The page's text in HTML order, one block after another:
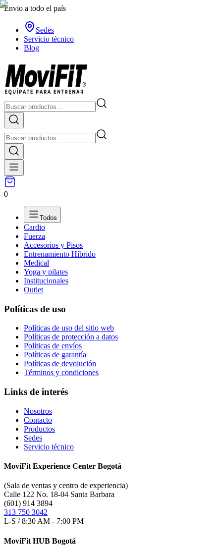
Envio a todo el país
Sedes
Servicio técnico
Blog
0
Todos
Cardio
Fuerza
Accesorios y Pisos
Entrenamiento Híbrido
Medical
Yoga y pilates
Institucionales
Outlet
Políticas de uso
Políticas de uso del sitio web
Políticas de protección a datos
Políticas de envíos
Políticas de garantía
Políticas de devolución
Términos y condiciones
Links de interés
Nosotros
Contacto
Productos
Sedes
Servicio técnico
MoviFit Experience Center Bogotá
(Sala de ventas y centro de experiencia)
Calle 122 No. 18-04 Santa Barbara
(601) 914 3894
313 750 3042
L-S / 8:30 AM - 7:00 PM
MoviFit HUB Bogotá